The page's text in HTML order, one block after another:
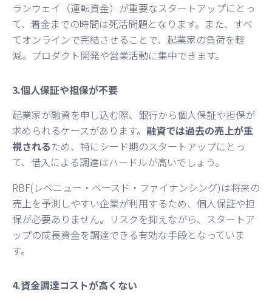
ランウェイ（運転資金）が重要なスタートアップにとっ
て、着金までの時間は死活問題となります。また、すべ
てオンラインで完結させることで、起業家の負荷を軽
減。プロダクト開発や営業活動に集中できます。
3.個人保証や担保が不要
起業家が融資を申し込む際、銀行から個人保証や担保が
求められるケースがあります。 融資では過去の売上が重
視されるため、特にシード期のスタートアップにとっ
て、借入による調達はハードルが高いでしょう。
RBF(レベニュー・ベースド・ファイナンシング)は将来の
売上を予測しやすい企業が利用するため、個人保証や担
保が必要ありません。リスクを抑えながら、スタートア
ップの成長資金を調達できる有効な手段となっていま
す。
4.資金調達コストが高くない